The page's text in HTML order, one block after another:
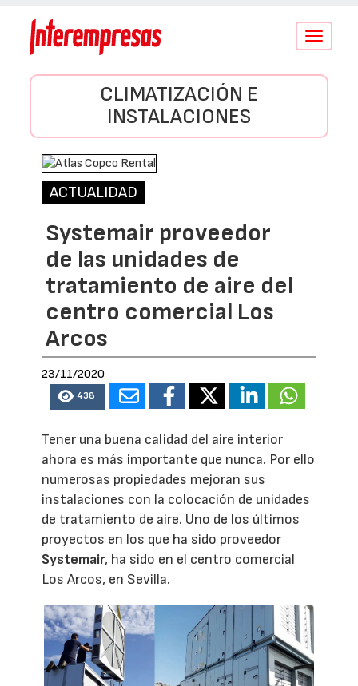
Conmutar
CLIMATIZACIÓN E
INSTALACIONES
ACTUALIDAD
Systemair proveedor
de las unidades de
tratamiento de aire del
centro comercial Los
Arcos
23/11/2020
438
Tener una buena calidad del aire interior
ahora es más importante que nunca. Por ello
numerosas propiedades mejoran sus
instalaciones con la colocación de unidades
de tratamiento de aire. Uno de los últimos
proyectos en los que ha sido proveedor
Systemair, ha sido en el centro comercial
Los Arcos, en Sevilla.